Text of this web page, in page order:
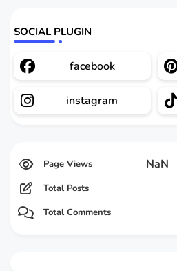
SOCIAL PLUGIN
facebook
instagram
NaN
Total Posts
Total Comments